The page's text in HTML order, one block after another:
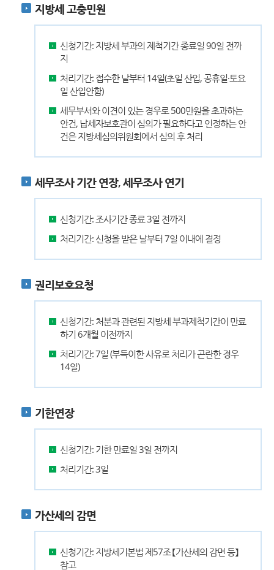
지방세 고충민원
신청기간: 지방세 부과의 제척기간 종료일 90일 전까
지
처리기간: 접수한 날부터 14일(초일 산입, 공휴일·토요
일 산입안함)
세무부서와 이견이 있는 경우로 500만원을 초과하는
안건, 납세자보호관이 심의가 필요하다고 인정하는 안
건은 지방세심의위원회에서 심의 후 처리
세무조사 기간 연장, 세무조사 연기
신청기간: 조사기간 종료 3일 전까지
처리기간: 신청을 받은 날부터 7일 이내에 결정
권리보호요청
신청기간: 처분과 관련된 지방세 부과제척기간이 만료
하기 6개월 이전까지
처리기간: 7일 (부득이한 사유로 처리가 곤란한 경우
14일)
기한연장
신청기간: 기한 만료일 3일 전까지
처리기간: 3일
가산세의 감면
신청기간: 지방세기본법 제57조 【가산세의 감면 등】
참고